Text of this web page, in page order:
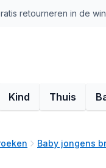
retourneren in de
Kind Thuis
Baby jongens